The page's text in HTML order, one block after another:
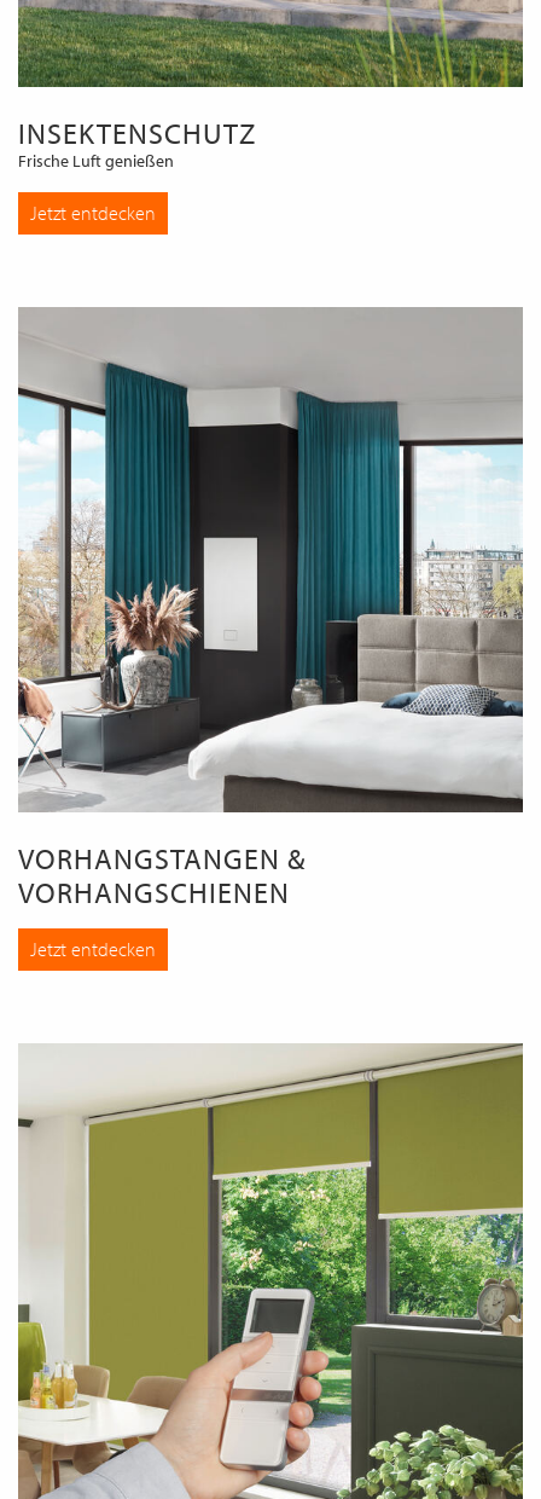
INSEKTENSCHUTZ
Frische Luft genießen
Jetzt entdecken
VORHANGSTANGEN &
VORHANGSCHIENEN
Jetzt entdecken